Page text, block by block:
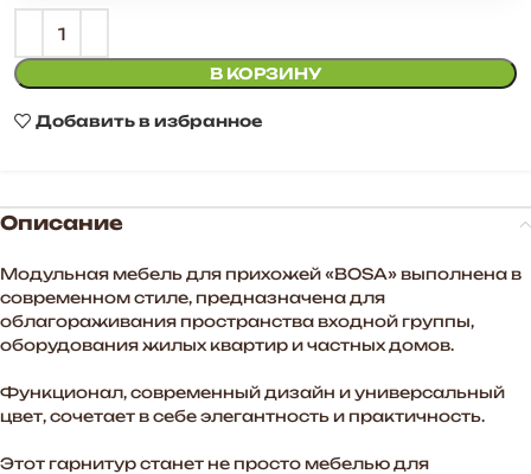
В КОРЗИНУ
Добавить в избранное
Описание
Модульная мебель для прихожей «BOSA» выполнена в
современном стиле, предназначена для
облагораживания пространства входной группы,
оборудования жилых квартир и частных домов.
Функционал, современный дизайн и универсальный
цвет, сочетает в себе элегантность и практичность.
Этот гарнитур станет не просто мебелью для